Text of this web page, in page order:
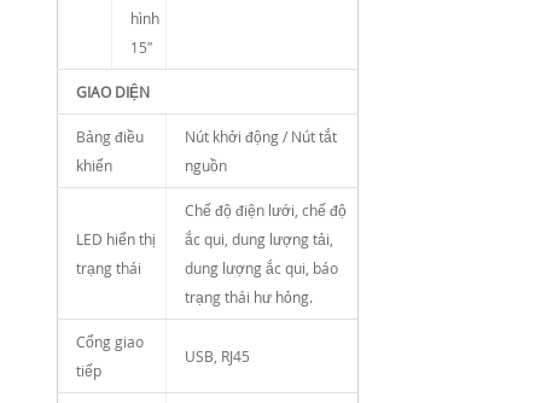
hình
15″
GIAO DIỆN
Bảng điều
khiển
Nút khởi động / Nút tắt
nguồn
LED hiển thị
trạng thái
Chế độ điện lưới, chế độ
ắc qui, dung lượng tải,
dung lượng ắc qui, báo
trạng thái hư hỏng.
Cổng giao
tiếp
USB, RJ45